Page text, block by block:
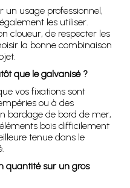
un usage professionnel,
les utiliser.
cloueur, de respecter les
la bonne combinaison
que le galvanisé ?
vos fixations sont
ou à des
bardage de bord de mer,
bois difficilement
tenue dans le
quantité sur un gros